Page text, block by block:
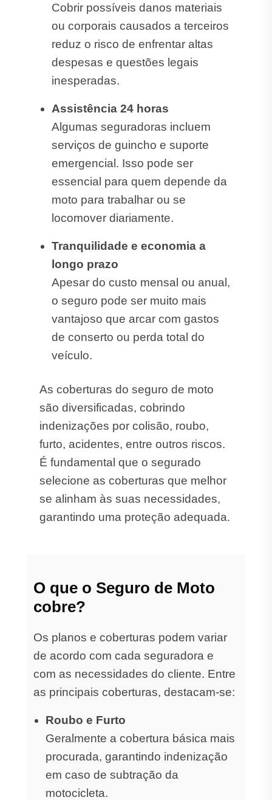
Cobrir possíveis danos materiais
ou corporais causados a terceiros
reduz o risco de enfrentar altas
despesas e questões legais
inesperadas.
Assistência 24 horas
Algumas seguradoras incluem
serviços de guincho e suporte
emergencial. Isso pode ser
essencial para quem depende da
moto para trabalhar ou se
locomover diariamente.
Tranquilidade e economia a
longo prazo
Apesar do custo mensal ou anual,
o seguro pode ser muito mais
vantajoso que arcar com gastos
de conserto ou perda total do
veículo.
As coberturas do seguro de moto
são diversificadas, cobrindo
indenizações por colisão, roubo,
furto, acidentes, entre outros riscos.
É fundamental que o segurado
selecione as coberturas que melhor
se alinham às suas necessidades,
garantindo uma proteção adequada.
O que o Seguro de Moto
cobre?
Os planos e coberturas podem variar
de acordo com cada seguradora e
com as necessidades do cliente. Entre
as principais coberturas, destacam-se:
Roubo e Furto
Geralmente a cobertura básica mais
procurada, garantindo indenização
em caso de subtração da
motocicleta.